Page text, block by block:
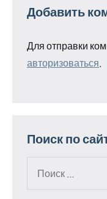
Добавить
Для отправки
авторизоваться
Поиск по